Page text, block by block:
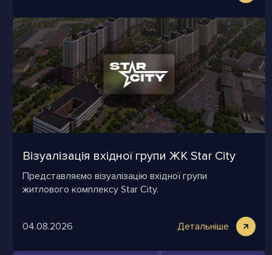
Візуалізація вхідної групи ЖК Star City
Представляємо візуалізацію вхідної групи
житлового комплексу Star City.
04.08.2026 Детальніше